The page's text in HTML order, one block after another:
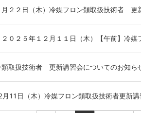
月２２日（木）冷媒フロン類取扱技術者 更
２０２５年１２月１１日（木）【午前】冷
類取扱技術者 更新講習会についてのお知ら
月11日（木）冷媒フロン類取扱技術者更新